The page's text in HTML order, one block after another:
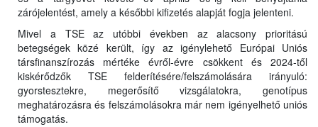
zárójelentést, amely a későbbi kifizetés alapját fogja jelenteni.
Mivel a TSE az utóbbi években az alacsony prioritású
betegségek közé került, így az igénylehető Európai Uniós
társfinanszírozás mértéke évről-évre csökkent és 2024-től
kiskérődzők TSE felderítésére/felszámolására irányuló:
gyorstesztekre, megerősítő vizsgálatokra, genotípus
meghatározásra és felszámolásokra már nem igényelhető uniós
támogatás.